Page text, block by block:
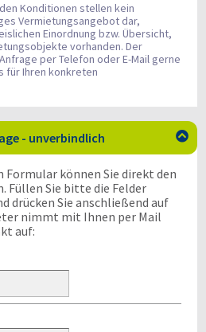
Konditionen stellen kein
Vermietungsangebot dar,
Einordnung bzw. Übersicht,
vorhanden. Der
per Telefon oder E-Mail gerne
für Ihren konkreten
- unverbindlich 
können Sie direkt den
Füllen Sie bitte die Felder
drücken Sie anschließend auf
nimmt mit Ihnen per Mail
auf: